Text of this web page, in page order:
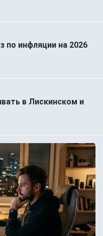
по инфляции на 2026
в Лискинском и